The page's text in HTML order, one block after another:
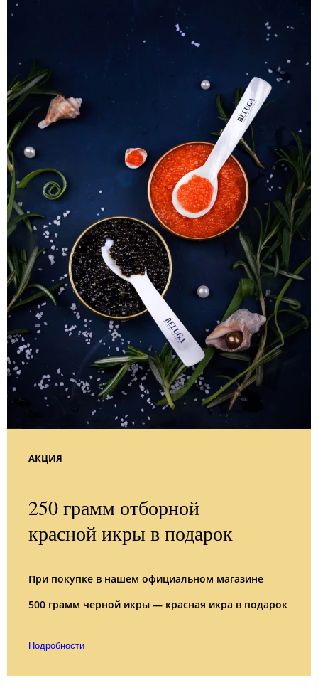
АКЦИЯ
250 грамм отборной
красной икры в подарок
При покупке в нашем официальном магазине
500 грамм черной икры — красная икра в подарок
Подробности